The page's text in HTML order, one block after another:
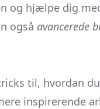
og hjælpe dig
også avancerede
til, hvordan
inspirerende